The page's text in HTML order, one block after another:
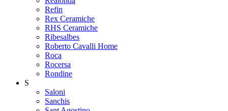
Refin
Rex Ceramiche
RHS Ceramiche
Ribesalbes
Roberto Cavalli Home
Roca
Rocersa
Rondine
S
Saloni
Sanchis